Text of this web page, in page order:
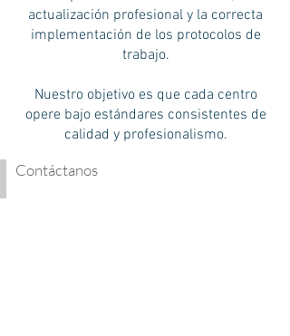
actualización profesional y la correcta
implementación de los protocolos de
trabajo.
Nuestro objetivo es que cada centro
opere bajo estándares consistentes de
calidad y profesionalismo.
Contáctanos